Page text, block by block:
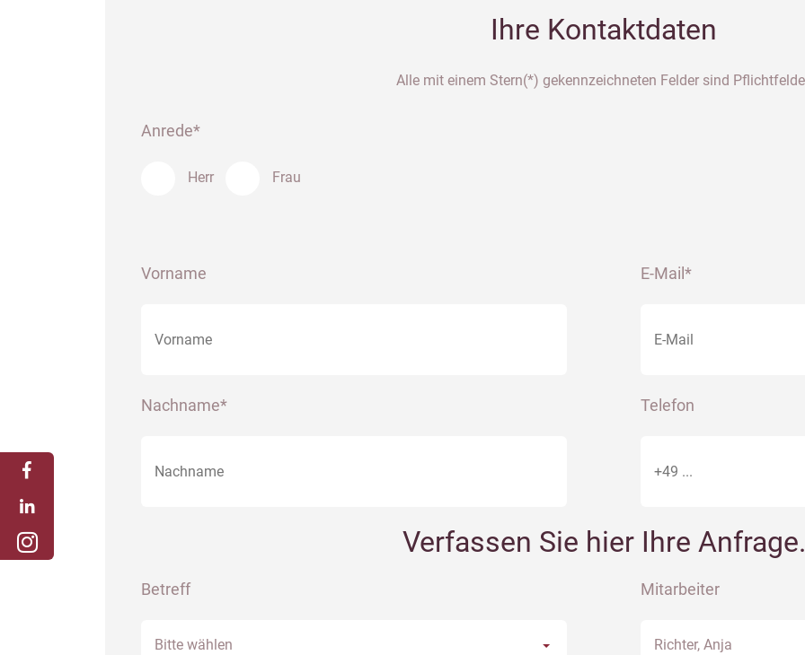
Ihre Kontaktdaten
Alle mit einem Stern(*) gekennzeichneten Felder sind
Anrede*
Herr Frau
Vorname
Nachname*
E-Mail*
Telefon
Verfassen Sie hier Ihre Anfrage.
Betreff
Bitte wählen
Mitarbeiter
Richter, Anja